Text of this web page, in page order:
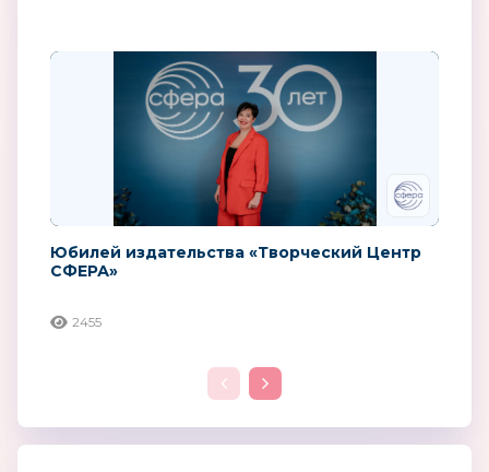
Юбилей издательства «Творческий Центр
СФЕРА»
2455